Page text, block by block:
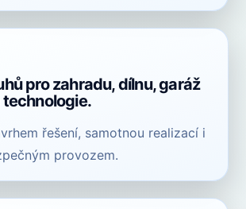
pro zahradu, dílnu, garáž
řešení, samotnou realizací i
provozem.